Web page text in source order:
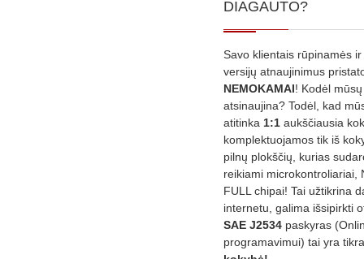
DIAGAUTO?
Savo klientais rūpinamės
versijų atnaujinimus
NEMOKAMAI! Kodėl
atsinaujina? Todėl, kad
atitinka 1:1 aukščiausia
komplektuojamos tik iš
pilnų plokščių, kurias
reikiami microkontroliariai,
FULL chipai! Tai užtikrina
internetu, galima išsipirkti
SAE J2534 paskyras
programavimui) tai yra